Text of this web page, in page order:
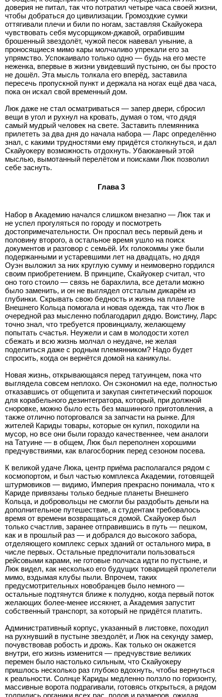
доверия не питал, так что потратил четыре часа своей жизни,
чтобы добраться до цивилизации. Громоздкие сумки
оттягивали плечи и били по ногам, заставляя Скайуокера
чувствовать себя мусорщиком-джавой, ограбившим
брошенный звездолёт, чужой песок навевал уныние, а
проносящиеся мимо кары молчаливо упрекали его за
упрямство. Успокаивало только одно — будь на его месте
неженка, впервые в жизни увидевший пустыню, он бы просто
не дошёл. Эта мысль толкала его вперёд, заставила
пересечь пропускной пункт и держала на ногах ещё два часа,
пока он искал свой временный дом.
Люк даже не стал осматриваться — запер двери, сбросил
вещи в угол и рухнул на кровать, думая о том, что дядя
самый мудрый человек на свете. Заставить племянника
прилететь за два дня до начала набора — Ларс определённо
знал, с какими трудностями ему придётся столкнуться, и дал
Скайуокеру возможность отдохнуть. Убаюканный этой
мыслью, вымотанный перелётом и поисками Люк позволил
себе заснуть.
Глава 3
Набор в Академию начался слишком внезапно — Люк так и
не успел прогуляться по городу и посмотреть
достопримечательности. Он проспал весь первый день и
половину второго, а остальное время ушло на поиск
документов и разговор с семьёй. Их голокоммы уже были
подержанными и устаревшими лет на двадцать, но дядя
Оуэн выложил за них круглую сумму и неимоверно гордился
своим приобретением. В принципе, Скайуокер считал, что
оно того стоило — связь не барахлила, все детали можно
было заменить, и он не выглядел отсталым дикарём из
глубинки. Скрывать свою бедность и жизнь на планете
Внешнего Кольца помогала и новая одежда, так что Люк в
очередной раз мысленно поблагодарил дядю. Воистину, Ларс
точно знал, что требуется провинциалу, желающему
попытать счастья. Неужели и сам в молодости хотел
сбежать и всю жизнь молчал о неудаче, не желая
поделиться даже с родным племянником? Надо будет
спросить, когда он вернётся домой на каникулы.
Новая жизнь, открывающаяся перед татуинцем, пока что
выглядела совсем неплохо. Он сэкономил на еде, полностью
отказавшись от общепита и закупая синтетический порошок
для корабельного дезинтегратора, который, при должной
сноровке, можно было есть без машинного приготовления, а
также отлично поторговался за запчасти на рынке. Для
жителей Кариды товары, которые он купил, походили на
мусор, но все они были гораздо качественнее, чем аналоги
на Татуине — в общем, Люк был переполнен хорошими
предчувствиями, как влагосборник перед сезоном посева.
К великой удаче Люка, центр приёма располагался рядом с
космопортом, и был частью комплекса Академии, готовящей
штурмовиков — видимо, Империя прекрасно понимала, что к
Кариде привязаны только бедные планеты Внешнего
Кольца, и добровольцы не смогли бы раздобыть деньги на
дополнительное путешествие, а студентам требовалось
время от времени возвращаться домой. Скайуокер был
только счастлив, заранее отправившись в путь — пешком,
как и в прошлый раз — и добрался до высокого забора,
отделяющего комплекс серых зданий от остального мира, в
числе первых. Остальные предпочитали пользоваться
рейсовыми карами, не готовые полчаса идти по пустыне, и
Люк видел, как несколько его будущих товарищей пролетели
мимо, вздымая клубы пыли. Впрочем, таких
предусмотрительных новобранцев было немного —
остальные подтянутся ближе к полудню, когда первый поток
желающих более-менее иссякнет, а Академия запустит
собственный транспорт, за который не придётся платить.
Административный корпус, указанный в листовке, походил
на рухнувший в пустыне звездолёт, и Люк на секунду замер,
почувствовав робость и дрожь. Как только он окажется
внутри, его жизнь изменится — предчувствие великих
перемен было настолько сильным, что Скайуокеру
пришлось несколько раз глубоко вдохнуть, чтобы вернуться
к реальности. Солнце Кариды медленно ползло по горизонту,
массивные ворота подрагивали, готовясь открыться, а рядом
толпились органики всех рас, полов и размеров, ожидая